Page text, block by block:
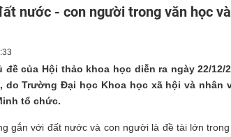
nước - con người trong văn học
đề của Hội thảo khoa học diễn ra ngày 22/12/
do Trường Đại học Khoa học xã hội và nhân
tổ chức.
gắn với đất nước và con người là đề tài lớn